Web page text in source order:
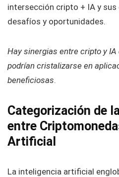
intersección cripto + IA y
desafíos y oportunidades.
Hay sinergias entre cripto y
podrían cristalizarse en
beneficiosas.
Categorización de
entre
Artificial
La inteligencia artificial